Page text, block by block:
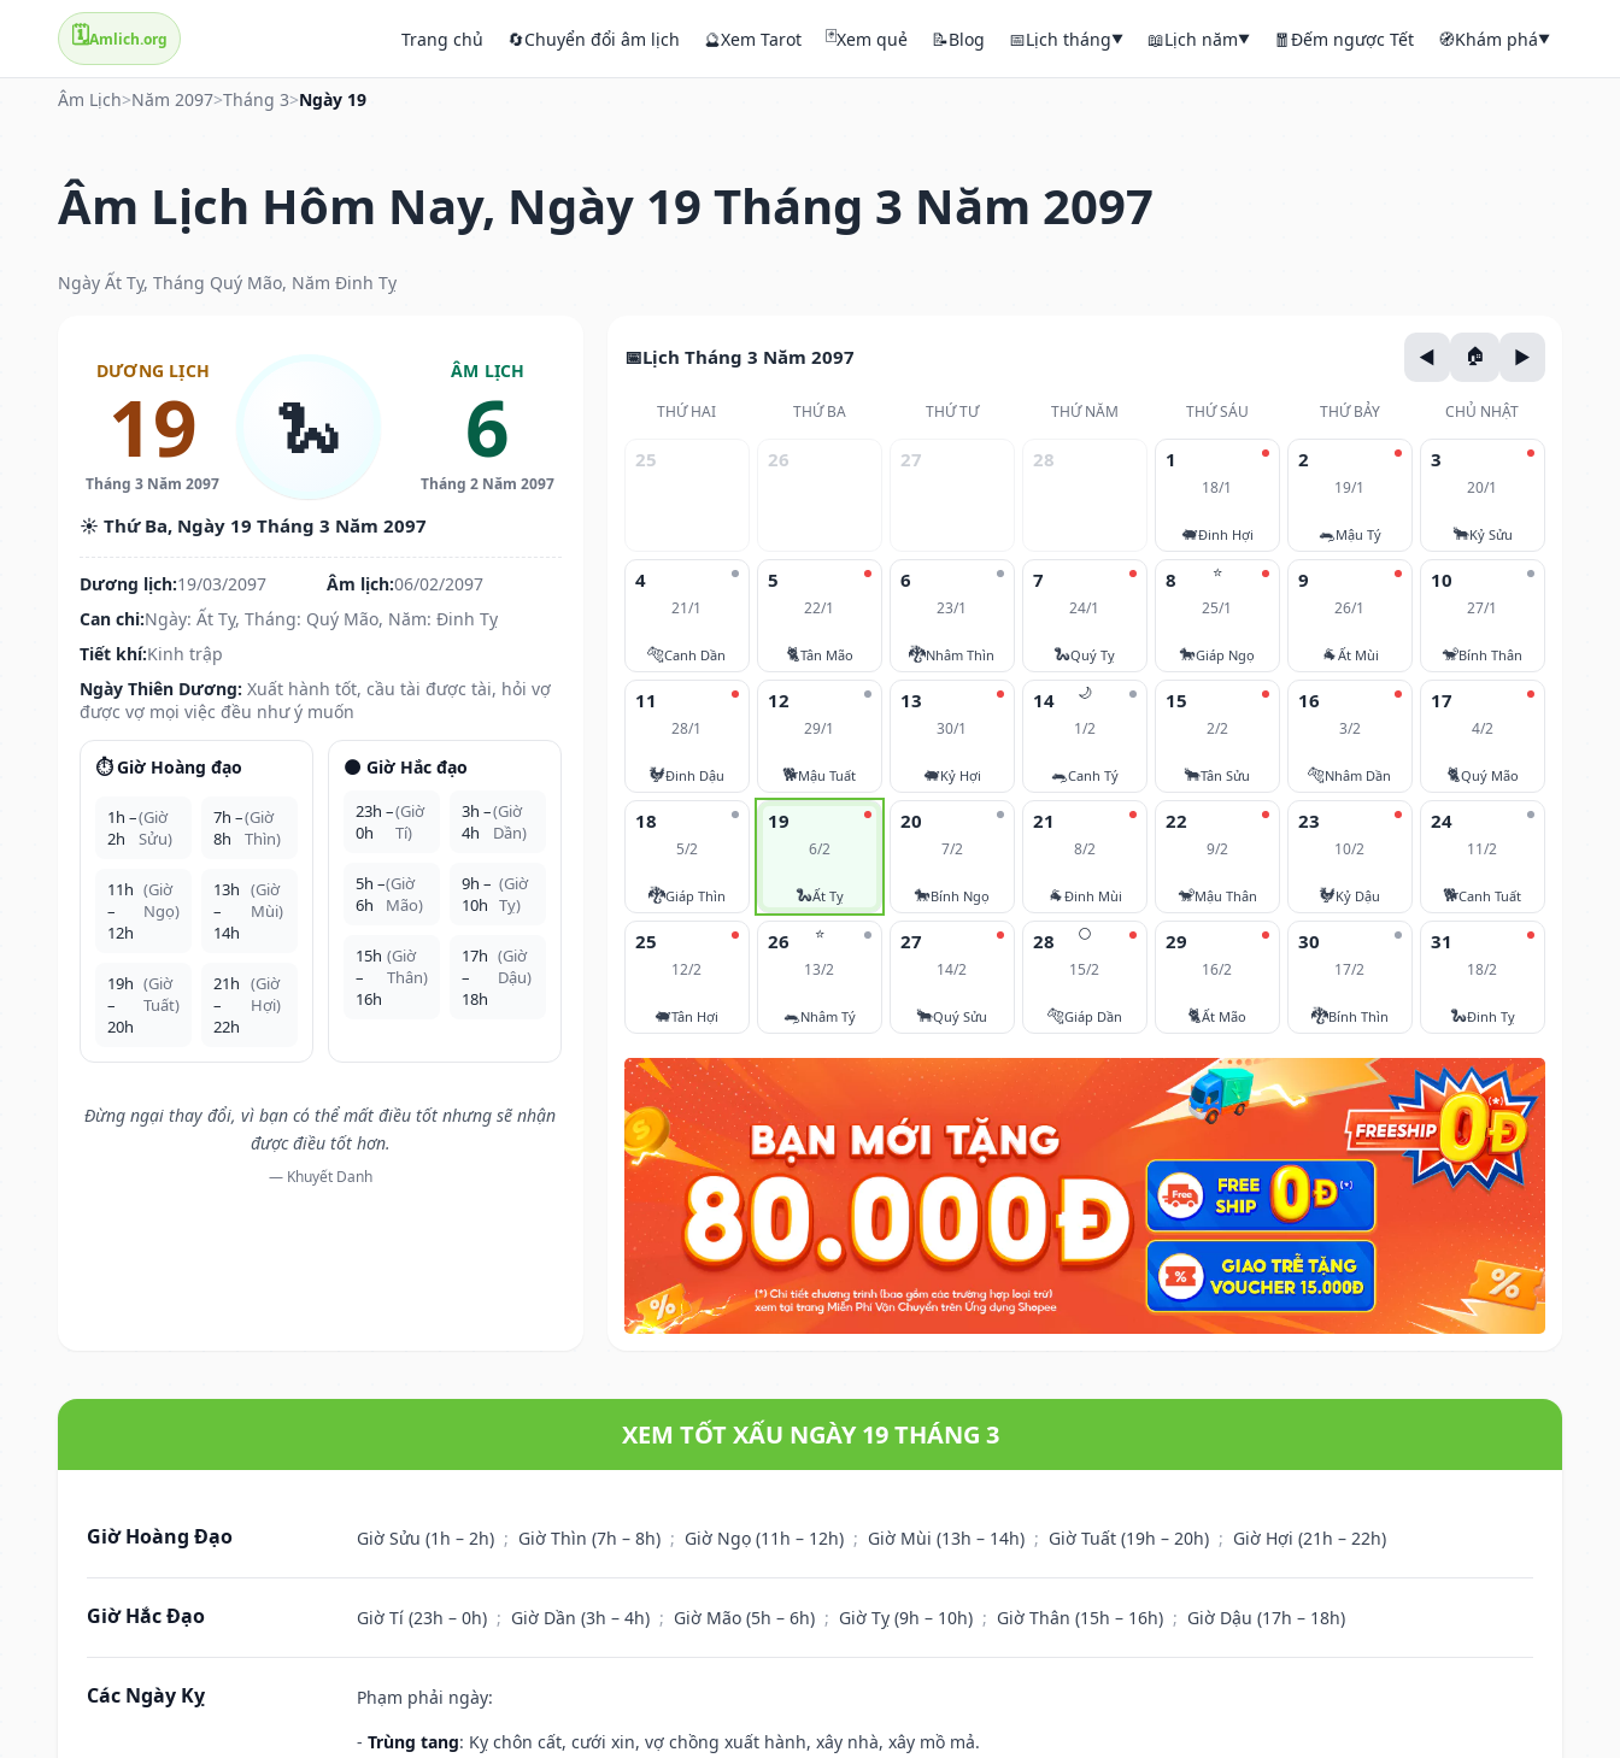
🗓️Amlich.org Trang chủ 🔄Chuyển đổi âm lịch 🔮Xem Tarot 🃏Xem quẻ 📝Blog 📅Lịch tháng▼ 📖Lịch năm▼ 🧧Đếm ngược Tết 🧭Khám phá▼
Âm Lịch>Năm 2097>Tháng 3>Ngày 19
Âm Lịch Hôm Nay, Ngày 19 Tháng 3 Năm 2097
Ngày Ất Tỵ, Tháng Quý Mão, Năm Đinh Tỵ
DƯƠNG LỊCH
19
Tháng 3 Năm 2097
🐍
ÂM LỊCH
6
Tháng 2 Năm 2097
☀️ Thứ Ba, Ngày 19 Tháng 3 Năm 2097
Dương lịch:19/03/2097 Âm lịch:06/02/2097
Can chi:Ngày: Ất Tỵ, Tháng: Quý Mão, Năm: Đinh Tỵ
Tiết khí:Kinh trập
Ngày Thiên Dương: Xuất hành tốt, cầu tài được tài, hỏi vợ
được vợ mọi việc đều như ý muốn
⏱️ Giờ Hoàng đạo
1h –
2h
(Giờ
Sửu)
7h –
8h
(Giờ
Thìn)
11h
–
12h
(Giờ
Ngọ)
13h
–
14h
(Giờ
Mùi)
19h
–
20h
(Giờ
Tuất)
21h
–
22h
(Giờ
Hợi)
🌑 Giờ Hắc đạo
23h –
0h
(Giờ
Tí)
3h –
4h
(Giờ
Dần)
5h –
6h
(Giờ
Mão)
9h –
10h
(Giờ
Tỵ)
15h
–
16h
(Giờ
Thân)
17h
–
18h
(Giờ
Dậu)
Đừng ngại thay đổi, vì bạn có thể mất điều tốt nhưng sẽ nhận
được điều tốt hơn.
— Khuyết Danh
Lịch Tháng 3 Năm 2097
THỨ HAI THỨ BA THỨ TƯ THỨ NĂM THỨ SÁU THỨ BẢY CHỦ NHẬT
25 26 27 28 1
18/1
🐖Đinh Hợi
2
19/1
🐀Mậu Tý
3
20/1
🐂Kỷ Sửu
4
21/1
🐅Canh Dần
5
22/1
🐈Tân Mão
6
23/1
🐉Nhâm Thìn
7
24/1
🐍Quý Tỵ
⭐
8
25/1
🐎Giáp Ngọ
9
26/1
🐐Ất Mùi
10
27/1
🐒Bính Thân
11
28/1
🐓Đinh Dậu
12
29/1
🐕Mậu Tuất
13
30/1
🐖Kỷ Hợi
🌙
14
1/2
🐀Canh Tý
15
2/2
🐂Tân Sửu
16
3/2
🐅Nhâm Dần
17
4/2
🐈Quý Mão
18
5/2
🐉Giáp Thìn
19
6/2
🐍Ất Tỵ
20
7/2
🐎Bính Ngọ
21
8/2
🐐Đinh Mùi
22
9/2
🐒Mậu Thân
23
10/2
🐓Kỷ Dậu
24
11/2
🐕Canh Tuất
25
12/2
🐖Tân Hợi
⭐
26
13/2
🐀Nhâm Tý
27
14/2
🐂Quý Sửu
🌕
28
15/2
🐅Giáp Dần
29
16/2
🐈Ất Mão
30
17/2
🐉Bính Thìn
31
18/2
🐍Đinh Tỵ
XEM TỐT XẤU NGÀY 19 THÁNG 3
Giờ Hoàng Đạo Giờ Sửu (1h – 2h) ; Giờ Thìn (7h – 8h) ; Giờ Ngọ (11h – 12h) ; Giờ Mùi (13h – 14h) ; Giờ Tuất (19h – 20h) ; Giờ Hợi (21h – 22h)
Giờ Hắc Đạo Giờ Tí (23h – 0h) ; Giờ Dần (3h – 4h) ; Giờ Mão (5h – 6h) ; Giờ Tỵ (9h – 10h) ; Giờ Thân (15h – 16h) ; Giờ Dậu (17h – 18h)
Các Ngày Kỵ
Phạm phải ngày:
- Trùng tang: Kỵ chôn cất, cưới xin, vợ chồng xuất hành, xây nhà, xây mồ mả.